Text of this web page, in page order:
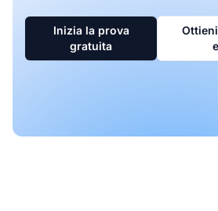
Inizia la prova
gratuita